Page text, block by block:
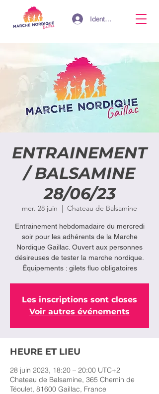
Identifiant
ENTRAINEMENT
/ BALSAMINE
28/06/23
mer. 28 juin
  |
Chateau de Balsamine
Entrainement hebdomadaire du mercredi
soir pour les adhérents de la Marche
Nordique Gaillac. Ouvert aux personnes
désireuses de tester la marche nordique.
Équipements : gilets fluo obligatoires
Les inscriptions sont closes
Voir autres événements
HEURE ET LIEU
28 juin 2023, 18:20 – 20:00 UTC+2
Chateau de Balsamine, 365 Chemin de
Téoulet, 81600 Gaillac, France